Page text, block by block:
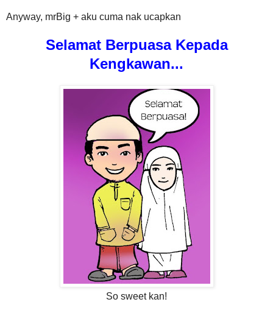
Anyway, mrBig + aku cuma nak ucapkan
Selamat Berpuasa Kepada
Kengkawan...
So sweet kan!